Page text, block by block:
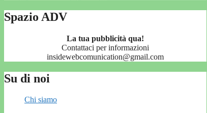
Spazio ADV
La tua pubblicità qua!
Contattaci per informazioni
insidewebcomunication@gmail.com
Su di noi
Chi siamo